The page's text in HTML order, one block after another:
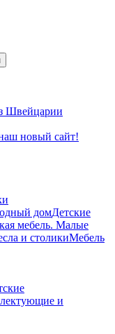
Швейцарии
новый сайт!
домДетские
мебель. Малые
и столикиМебель
и